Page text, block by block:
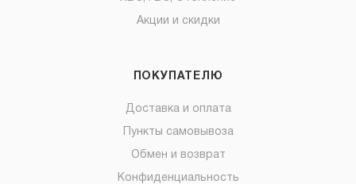
Акции и скидки
ПОКУПАТЕЛЮ
Доставка и оплата
Пункты самовывоза
Обмен и возврат
Конфиденциальность